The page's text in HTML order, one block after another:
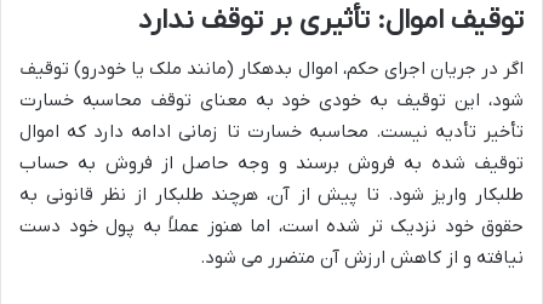
توقیف اموال: تأثیری بر توقف ندارد
اگر در جریان اجرای حکم، اموال بدهکار (مانند ملک یا خودرو) توقیف
شود، این توقیف به خودی خود به معنای توقف محاسبه خسارت
تأخیر تأدیه نیست. محاسبه خسارت تا زمانی ادامه دارد که اموال
توقیف شده به فروش برسند و وجه حاصل از فروش به حساب
طلبکار واریز شود. تا پیش از آن، هرچند طلبکار از نظر قانونی به
حقوق خود نزدیک تر شده است، اما هنوز عملاً به پول خود دست
نیافته و از کاهش ارزش آن متضرر می شود.